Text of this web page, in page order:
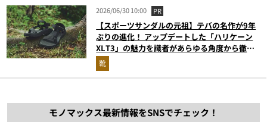
2026/06/30 10:00 PR
【スポーツサンダルの元祖】テバの名作が9年
ぶりの進化！ アップデートした「ハリケーン
XLT3」の魅力を識者があらゆる角度から徹底
解説！
靴
モノマックス最新情報をSNSでチェック！